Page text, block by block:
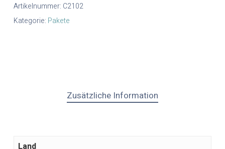
Artikelnummer: C2102
Kategorie: Pakete
Zusätzliche Information
Land